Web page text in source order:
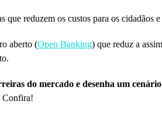
que reduzem os custos para os
aberto (Open Banking) que reduz a
do mercado e desenha um
Confira!